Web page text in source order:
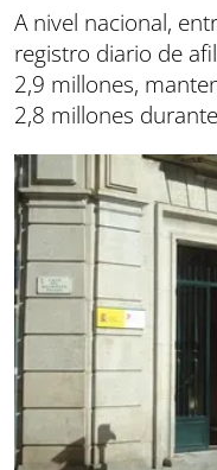
A nivel nacional,
registro diario de
2,9 millones,
2,8 millones